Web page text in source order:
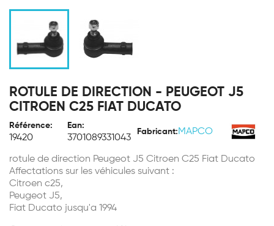
ROTULE DE DIRECTION - PEUGEOT J5
CITROEN C25 FIAT DUCATO
Référence:
19420
Ean:
3701089331043
Fabricant: MAPCO
rotule de direction Peugeot J5 Citroen C25 Fiat Ducato
Affectations sur les véhicules suivant :
Citroen c25,
Peugeot J5,
Fiat Ducato jusqu'a 1994